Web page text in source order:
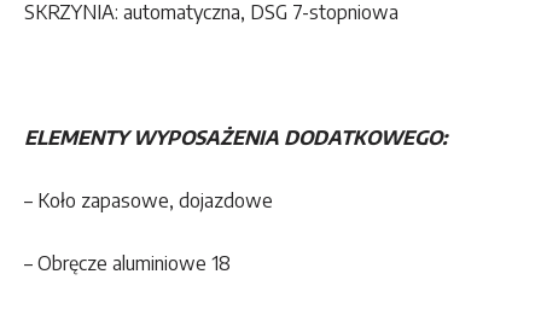
SKRZYNIA: automatyczna, DSG 7-stopniowa
ELEMENTY WYPOSAŻENIA DODATKOWEGO:
– Koło zapasowe, dojazdowe
– Obręcze aluminiowe 18